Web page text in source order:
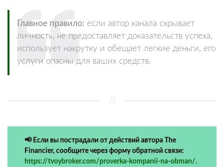
Главное правило: если автор канала скрывает
личность, не предоставляет доказательств успеха,
использует накрутку и обещает легкие деньги, его
услуги опасны для ваших средств.
📢 Если вы пострадали от действий автора The
Financier, сообщите через форму обратной связи:
https://tvoybroker.com/proverka-kompanii-na-obman/.